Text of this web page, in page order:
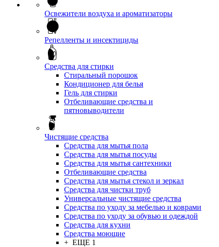
Освежители воздуха и ароматизаторы
Репелленты и инсектициды
Средства для стирки
Стиральный порошок
Кондиционер для белья
Гель для стирки
Отбеливающие средства и
пятновыводители
Чистящие средства
Средства для мытья пола
Средства для мытья посуды
Средства для мытья сантехники
Отбеливающие средства
Средства для мытья стекол и зеркал
Средства для чистки труб
Универсальные чистящие средства
Средства по уходу за мебелью и коврами
Средства по уходу за обувью и одеждой
Средства для кухни
Средства моющие
+ ЕЩЕ 1